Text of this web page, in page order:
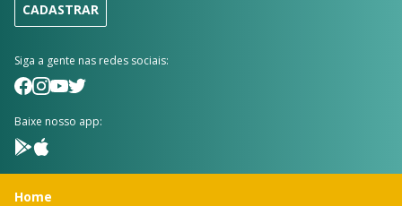
CADASTRAR
Siga a gente nas redes sociais:
Baixe nosso app:
Home